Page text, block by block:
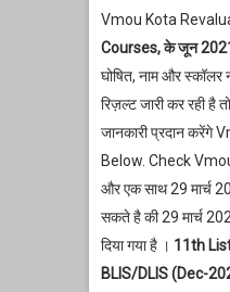
Vmou Kota
Courses, के जून
घोषित, नाम और
रिज़ल्ट जारी कर रही
जानकारी प्रदान
Below. Check
और एक साथ 29 मार्च
सकते है की 29 मार्च
दिया गया है । 11th
BLIS/DLIS (Dec-